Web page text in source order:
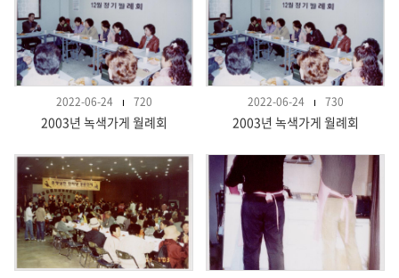
2022-06-24 720
2003년 녹색가게 월례회
2022-06-24 730
2003년 녹색가게 월례회